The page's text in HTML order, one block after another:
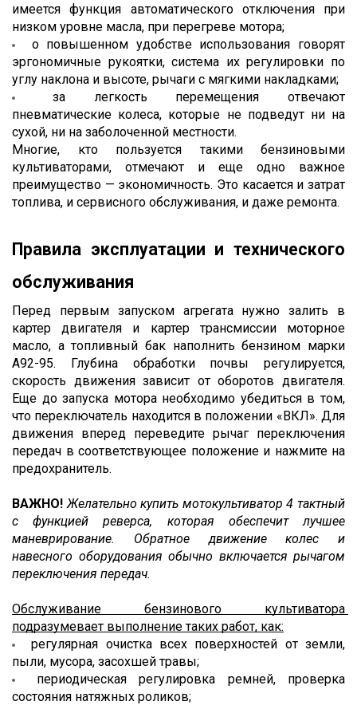
имеется функция автоматического отключения при
низком уровне масла, при перегреве мотора;
о повышенном удобстве использования говорят
эргономичные рукоятки, система их регулировки по
углу наклона и высоте, рычаги с мягкими накладками;
за легкость перемещения отвечают
пневматические колеса, которые не подведут ни на
сухой, ни на заболоченной местности.
Многие, кто пользуется такими бензиновыми
культиваторами, отмечают и еще одно важное
преимущество — экономичность. Это касается и затрат
топлива, и сервисного обслуживания, и даже ремонта.
Правила эксплуатации и технического
обслуживания
Перед первым запуском агрегата нужно залить в
картер двигателя и картер трансмиссии моторное
масло, а топливный бак наполнить бензином марки
А92-95. Глубина обработки почвы регулируется,
скорость движения зависит от оборотов двигателя.
Еще до запуска мотора необходимо убедиться в том,
что переключатель находится в положении «ВКЛ». Для
движения вперед переведите рычаг переключения
передач в соответствующее положение и нажмите на
предохранитель.
ВАЖНО! Желательно купить мотокультиватор 4 тактный
с функцией реверса, которая обеспечит лучшее
маневрирование. Обратное движение колес и
навесного оборудования обычно включается рычагом
переключения передач.
Обслуживание бензинового культиватора
подразумевает выполнение таких работ, как:
регулярная очистка всех поверхностей от земли,
пыли, мусора, засохшей травы;
периодическая регулировка ремней, проверка
состояния натяжных роликов;